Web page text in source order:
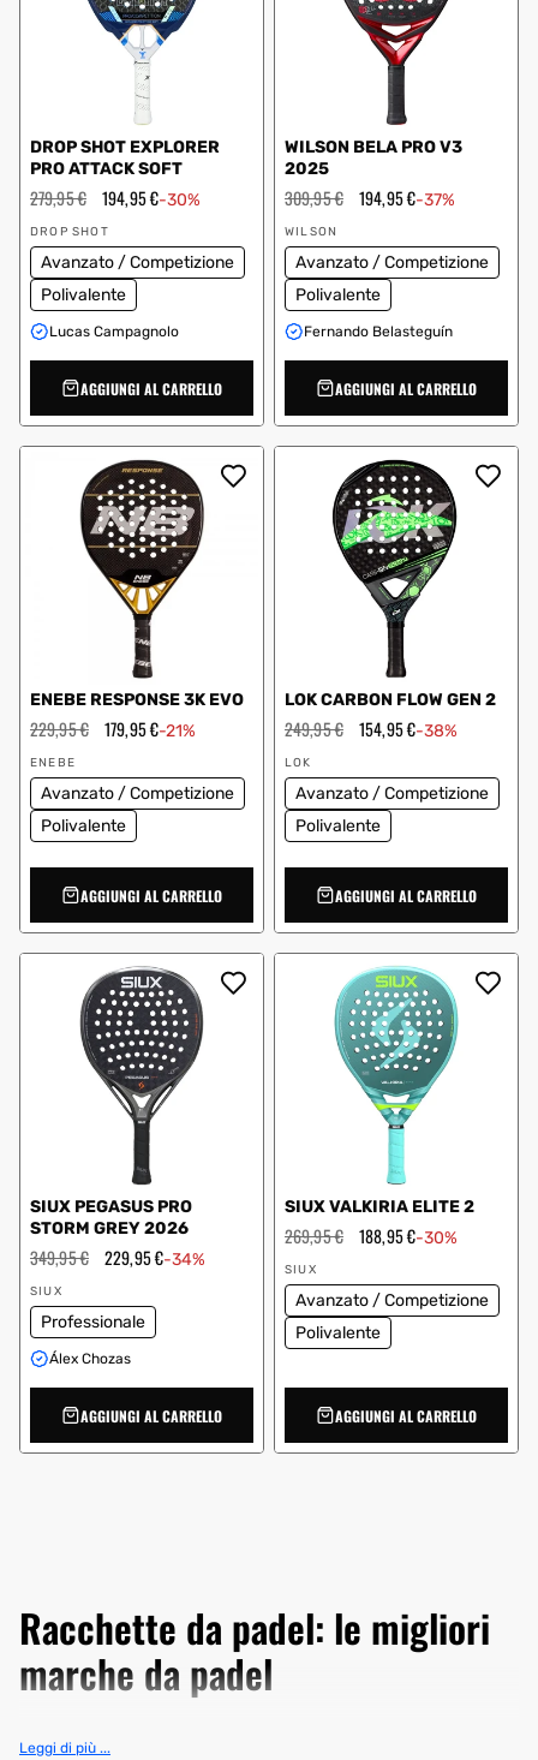
DROP SHOT EXPLORER
PRO ATTACK SOFT
Prezzo
regolare
279,95 € Prezzo
scontato
194,95 €-30%
Fornitore:
DROP SHOT
Avanzato / Competizione
Polivalente
Lucas Campagnolo
AGGIUNGI AL CARRELLO
WILSON BELA PRO V3
2025
Prezzo
regolare
309,95 € Prezzo
scontato
194,95 €-37%
Fornitore:
WILSON
Avanzato / Competizione
Polivalente
Fernando Belasteguín
AGGIUNGI AL CARRELLO
ENEBE RESPONSE 3K EVO
Prezzo
regolare
229,95 € Prezzo
scontato
179,95 €-21%
Fornitore:
ENEBE
Avanzato / Competizione
Polivalente
AGGIUNGI AL CARRELLO
LOK CARBON FLOW GEN 2
Prezzo
regolare
249,95 € Prezzo
scontato
154,95 €-38%
Fornitore:
LOK
Avanzato / Competizione
Polivalente
AGGIUNGI AL CARRELLO
SIUX PEGASUS PRO
STORM GREY 2026
Prezzo
regolare
349,95 € Prezzo
scontato
229,95 €-34%
Fornitore:
SIUX
Professionale
Álex Chozas
AGGIUNGI AL CARRELLO
SIUX VALKIRIA ELITE 2
Prezzo
regolare
269,95 € Prezzo
scontato
188,95 €-30%
Fornitore:
SIUX
Avanzato / Competizione
Polivalente
AGGIUNGI AL CARRELLO
Racchette da padel: le migliori
marche da padel
Racchette da padel ai migliori prezzi. Vieni a scoprire il miglior
Leggi di più ...